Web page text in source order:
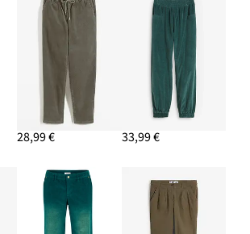
28,99 € 33,99 €